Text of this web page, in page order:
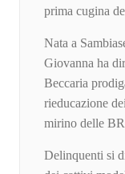
prima cugina
Nata a
Giovanna ha
Beccaria
rieducazione
mirino delle
Delinquenti si